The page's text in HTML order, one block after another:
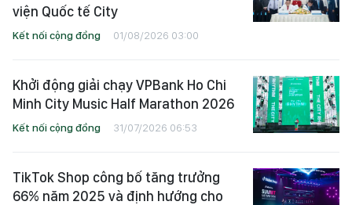
viện Quốc tế City
Kết nối cộng đồng 01/08/2026 03:00
Khởi động giải chạy VPBank Ho Chi
Minh City Music Half Marathon 2026
Kết nối cộng đồng 31/07/2026 06:53
TikTok Shop công bố tăng trưởng
66% năm 2025 và định hướng cho